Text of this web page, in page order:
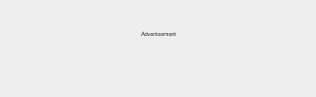
Advertisement